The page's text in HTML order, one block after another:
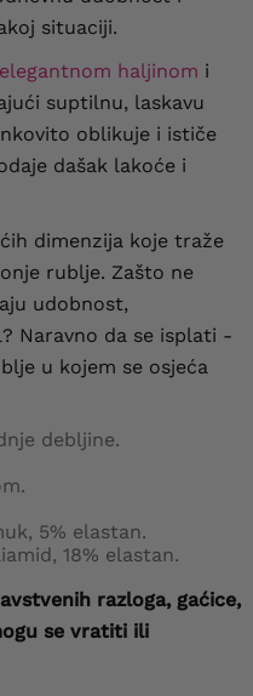
situaciji.
elegantnom haljinom i
suptilnu, laskavu
oblikuje i ističe
dašak lakoće i
dimenzija koje traže
rublje. Zašto ne
udobnost,
Naravno da se isplati -
u kojem se osjeća
debljine.
5% elastan.
18% elastan.
razloga, gaćice,
se vratiti ili